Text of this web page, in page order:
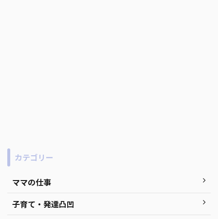
カテゴリー
ママの仕事
子育て・発達凸凹